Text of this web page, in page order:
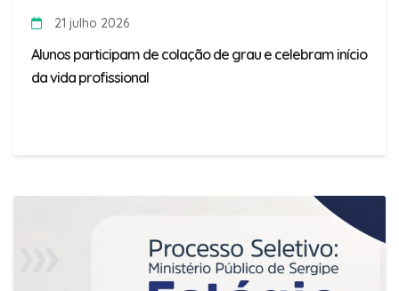
21 julho 2026
Alunos participam de colação de grau e celebram início
da vida profissional